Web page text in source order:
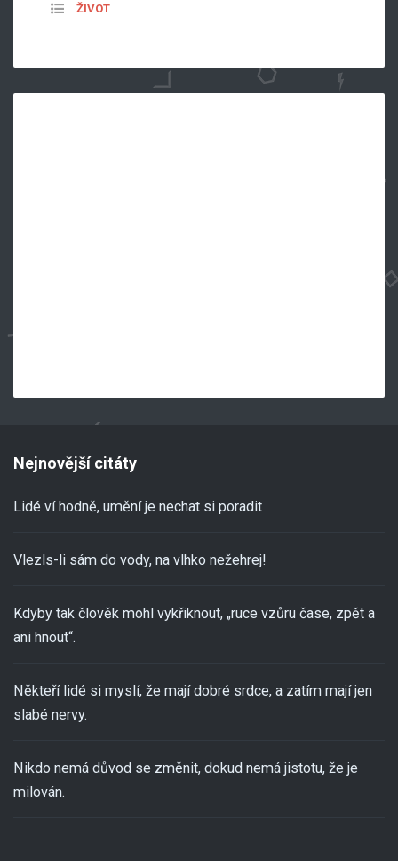
ŽIVOT
Nejnovější citáty
Lidé ví hodně, umění je nechat si poradit
Vlezls-li sám do vody, na vlhko nežehrej!
Kdyby tak člověk mohl vykřiknout, „ruce vzůru čase, zpět a
ani hnout“.
Někteří lidé si myslí, že mají dobré srdce, a zatím mají jen
slabé nervy.
Nikdo nemá důvod se změnit, dokud nemá jistotu, že je
milován.